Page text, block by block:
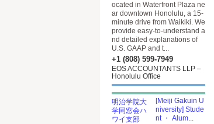
ocated in Waterfront Plaza ne
ar downtown Honolulu, a 15-
minute drive from Waikiki. We
provide easy-to-understand a
nd detailed explanations of
U.S. GAAP and t...
+1 (808) 599-7949
EOS ACCOUNTANTS LLP –
Honolulu Office
[Meiji Gakuin U
niversity] Stude
nt ・ Alum...